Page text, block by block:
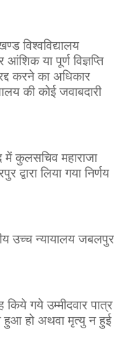
विश्वविद्यालय
या पूर्ण विज्ञप्ति
करने का अधिकार
की कोई जवाबदारी
में कुलसचिव महाराजा
लिया गया निर्णय
उच्च न्यायालय जबलपुर
गये उम्मीदवार पात्र
हुआ हो अथवा मृत्यु न हुई